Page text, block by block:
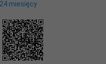
24 miesięcy